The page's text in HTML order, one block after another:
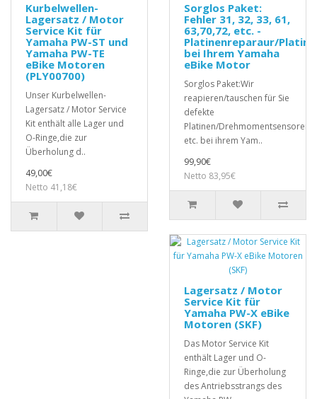
Kurbelwellen-
Lagersatz / Motor
Service Kit für
Yamaha PW-ST und
Yamaha PW-TE
eBike Motoren
(PLY00700)
Unser Kurbelwellen-
Lagersatz / Motor Service
Kit enthält alle Lager und
O-Ringe,die zur
Überholung d..
49,00€
Netto 41,18€
Sorglos Paket:
Fehler 31, 32, 33, 61,
63,70,72, etc. -
Platinenreparaur/
bei Ihrem Yamaha
eBike Motor
Sorglos Paket:Wir
reapieren/tauschen für Sie
defekte
Platinen/Drehmomentsensoren,
etc. bei ihrem Yam..
99,90€
Netto 83,95€
Lagersatz / Motor
Service Kit für
Yamaha PW-X eBike
Motoren (SKF)
Das Motor Service Kit
enthält Lager und O-
Ringe,die zur Überholung
des Antriebsstrangs des